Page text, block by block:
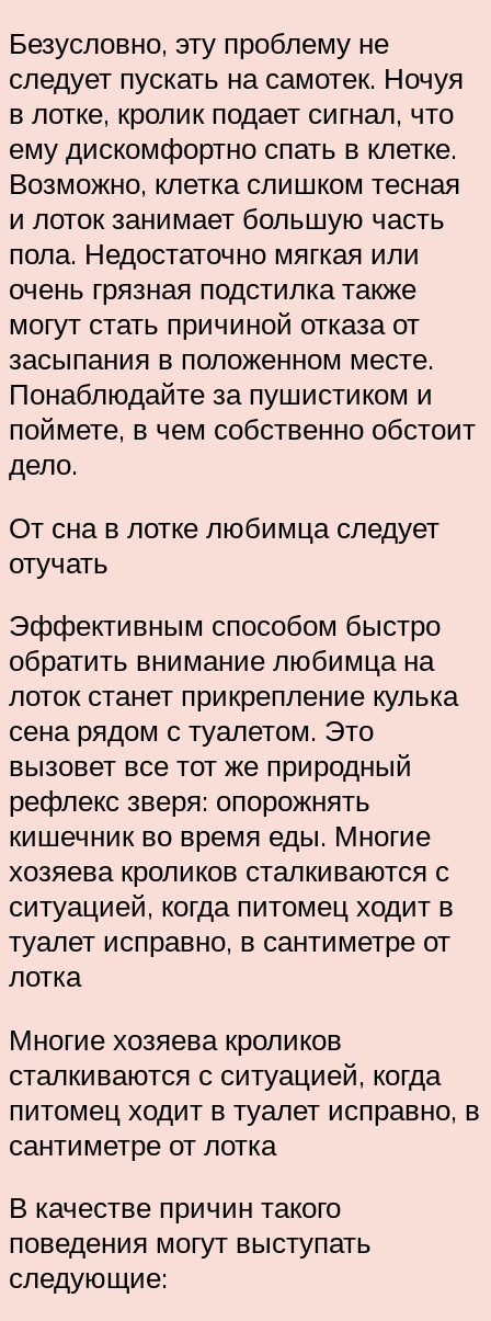
Безусловно, эту проблему не
следует пускать на самотек. Ночуя
в лотке, кролик подает сигнал, что
ему дискомфортно спать в клетке.
Возможно, клетка слишком тесная
и лоток занимает большую часть
пола. Недостаточно мягкая или
очень грязная подстилка также
могут стать причиной отказа от
засыпания в положенном месте.
Понаблюдайте за пушистиком и
поймете, в чем собственно обстоит
дело.
От сна в лотке любимца следует
отучать
Эффективным способом быстро
обратить внимание любимца на
лоток станет прикрепление кулька
сена рядом с туалетом. Это
вызовет все тот же природный
рефлекс зверя: опорожнять
кишечник во время еды. Многие
хозяева кроликов сталкиваются с
ситуацией, когда питомец ходит в
туалет исправно, в сантиметре от
лотка
Многие хозяева кроликов
сталкиваются с ситуацией, когда
питомец ходит в туалет исправно, в
сантиметре от лотка
В качестве причин такого
поведения могут выступать
следующие: